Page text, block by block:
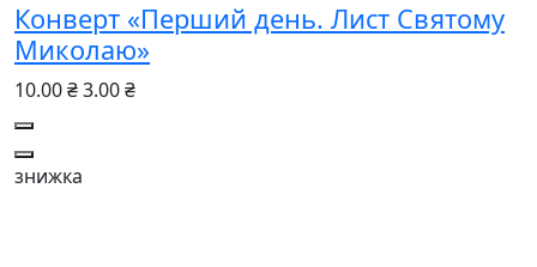
Конверт «Перший день. Лист Святому
Миколаю»
10.00 ₴3.00 ₴
знижка